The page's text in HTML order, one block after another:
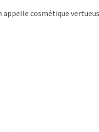
appelle cosmétique